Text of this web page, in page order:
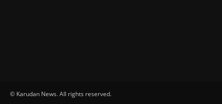
© Karudan News. All rights reserved.